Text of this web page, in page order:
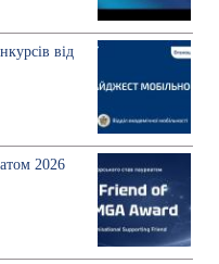
від
2026